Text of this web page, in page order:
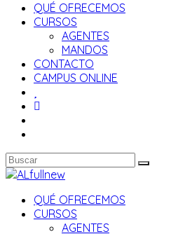
web
QUÉ OFRECEMOS
CURSOS
AGENTES
MANDOS
CONTACTO
CAMPUS ONLINE
QUÉ OFRECEMOS
CURSOS
AGENTES